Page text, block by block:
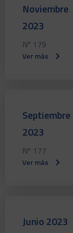
Noviembre
2023
Nº 179
Ver más
Septiembre
2023
Nº 177
Ver más
Junio 2023